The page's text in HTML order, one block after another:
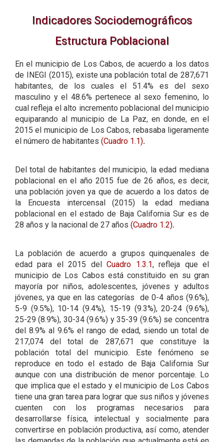
Indicadores Sociodemográficos
Estructura Poblacional
En el municipio de Los Cabos, de acuerdo a los datos
de INEGI (2015), existe una población total de 287,671
habitantes, de los cuales el 51.4% es del sexo
masculino y el 48.6% pertenece al sexo femenino, lo
cual refleja el alto incremento poblacional del municipio
equiparando al municipio de La Paz, en donde, en el
2015 el municipio de Los Cabos, rebasaba ligeramente
el número de habitantes (Cuadro 1.1).
Del total de habitantes del municipio, la edad mediana
poblacional en el año 2015 fue de 26 años, es decir,
una población joven ya que de acuerdo a los datos de
la Encuesta intercensal (2015) la edad mediana
poblacional en el estado de Baja California Sur es de
28 años y la nacional de 27 años (Cuadro 1.2).
La población de acuerdo a grupos quinquenales de
edad para el 2015 delCuadro 1.3.1, refleja que el
municipio de Los Cabos está constituido en su gran
mayoría por niños, adolescentes, jóvenes y adultos
jóvenes, ya que en las categorías de 0-4 años (9.6%),
5-9 (9.5%), 10-14 (9.4%), 15-19 (9.3%), 20-24 (9.6%),
25-29 (8.9%), 30-34 (9.6%) y 35-39 (9.6%) se concentra
del 8.9% al 9.6% el rango de edad, siendo un total de
217,074 del total de 287,671 que constituye la
población total del municipio. Este fenómeno se
reproduce en todo el estado de Baja California Sur
aunque con una distribución de menor porcentaje. Lo
que implica que el estado y el municipio de Los Cabos
tiene una gran tarea para lograr que sus niños y jóvenes
cuenten con los programas necesarios para
desarrollarse física, intelectual y socialmente para
convertirse en población productiva, así como, atender